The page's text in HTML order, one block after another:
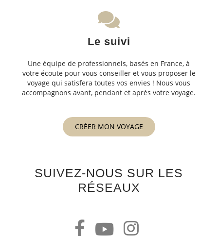
Le suivi
Une équipe de professionnels, basés en France, à
votre écoute pour vous conseiller et vous proposer le
voyage qui satisfera toutes vos envies ! Nous vous
accompagnons avant, pendant et après votre voyage.
CRÉER MON VOYAGE
SUIVEZ-NOUS SUR LES
RÉSEAUX